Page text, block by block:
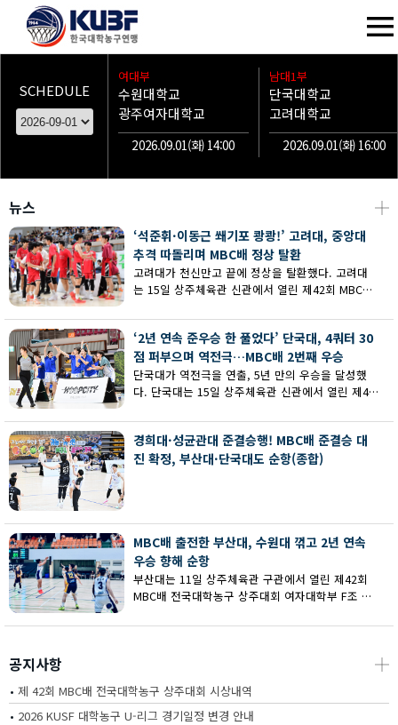
SCHEDULE
여대부
수원대학교
광주여자대학교
2026.09.01(화) 14:00
남대1부
단국대학교
고려대학교
2026.09.01(화) 16:00
뉴스 ┼
‘석준휘·이동근 쐐기포 쾅쾅!’ 고려대, 중앙대
추격 따돌리며 MBC배 정상 탈환
고려대가 천신만고 끝에 정상을 탈환했다. 고려대
는 15일 상주체육관 신관에서 열린 제42회 MBC배
추격을 따돌리며 73-62로 승리했다.
‘2년 연속 준우승 한 풀었다’ 단국대, 4쿼터 30
점 퍼부으며 역전극…MBC배 2번째 우승
단국대가 역전극을 연출, 5년 만의 우승을 달성했
다. 단국대는 15일 상주체육관 신관에서 열린 제42
서 부산대에 73-67로 역전승했다.
경희대·성균관대 준결승행! MBC배 준결승 대
진 확정, 부산대·단국대도 순항(종합)
MBC배 출전한 부산대, 수원대 꺾고 2년 연속
우승 향해 순항
부산대는 11일 상주체육관 구관에서 열린 제42회
MBC배 전국대학농구 상주대회 여자대학부 F조 예
공지사항 ┼
• 제 42회 MBC배 전국대학농구 상주대회 시상내역
• 2026 KUSF 대학농구 U-리그 경기일정 변경 안내